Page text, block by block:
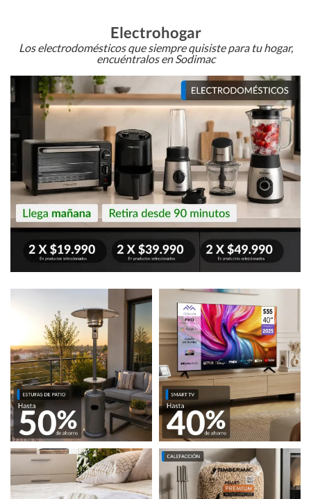
Electrohogar
Los electrodomésticos que siempre quisiste para tu hogar,
encuéntralos en Sodimac